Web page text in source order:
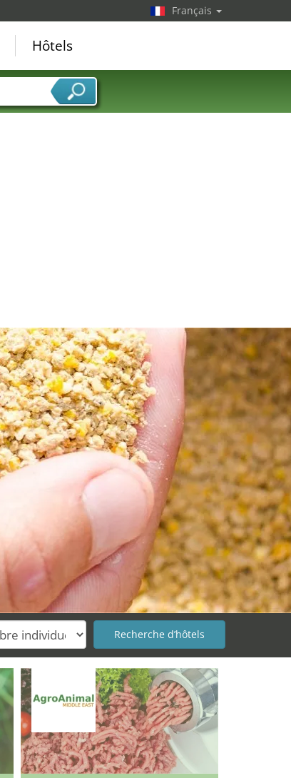
Français
Hôtels